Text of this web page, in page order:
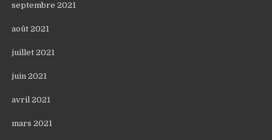
septembre 2021
août 2021
juillet 2021
juin 2021
avril 2021
mars 2021